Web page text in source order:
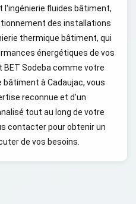
l'ingénierie fluides bâtiment,
des installations
thermique bâtiment, qui
énergétiques de vos
Sodeba comme votre
bâtiment à Cadaujac, vous
reconnue et d’un
tout au long de votre
contacter pour obtenir un
de vos besoins.